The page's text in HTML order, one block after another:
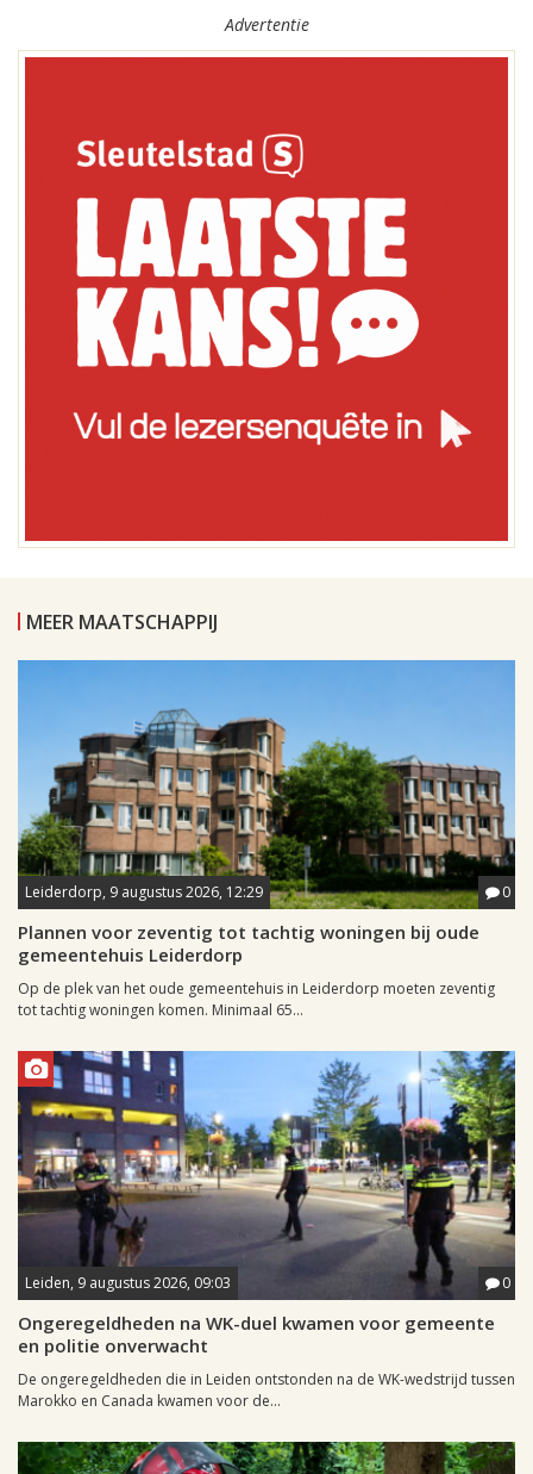
Advertentie
MEER MAATSCHAPPIJ
Leiderdorp, 9 augustus 2026, 12:29 0
Plannen voor zeventig tot tachtig woningen bij oude
gemeentehuis Leiderdorp
Op de plek van het oude gemeentehuis in Leiderdorp moeten zeventig
tot tachtig woningen komen. Minimaal 65...
Leiden, 9 augustus 2026, 09:03 0
Ongeregeldheden na WK-duel kwamen voor gemeente
en politie onverwacht
De ongeregeldheden die in Leiden ontstonden na de WK-wedstrijd tussen
Marokko en Canada kwamen voor de...